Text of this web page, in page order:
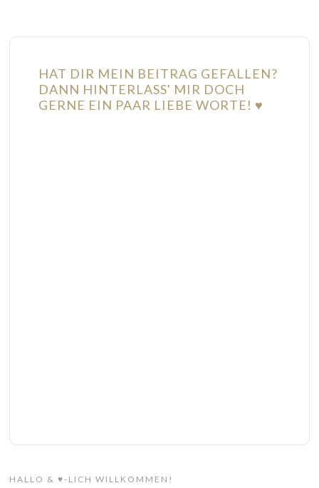
HAT DIR MEIN BEITRAG GEFALLEN?
DANN HINTERLASS' MIR DOCH
GERNE EIN PAAR LIEBE WORTE! ♥
HALLO & ♥-LICH WILLKOMMEN!